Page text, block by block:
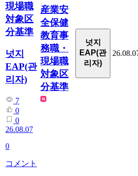
現場職
対象区
分基準
넛지
EAP(관
리자)
7
0
0
26.08.07
0
コメント
産業安
全保健
教育事
務職・
現場職
対象区
分基準
넛지
EAP(관
리자)